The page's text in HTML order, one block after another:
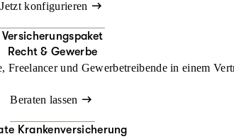
Jetzt konfigurieren
Versicherungspaket
Recht & Gewerbe
Freelancer und Gewerbetreibende in einem
Beraten lassen
Krankenversicherung